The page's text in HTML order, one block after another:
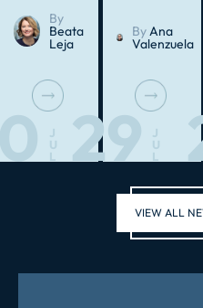
By
Beata
Leja
J
U
L
ByAna
Valenzuela
29
J
U
L
VIEW ALL